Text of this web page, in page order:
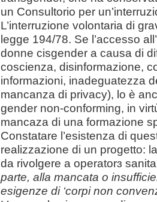
un Consultorio per
L’interruzione volontaria di
legge 194/78. Se l’accesso
donne cisgender a causa di
coscienza, disinformazione,
informazioni, inadeguatezza
mancanza di privacy), lo è
gender non-conforming, in
mancaza di una formazione
Constatare l’esistenza di
realizzazione di un progetto:
da rivolgere a operatorɜ
parte, alla mancata o
esigenze di ‘corpi non